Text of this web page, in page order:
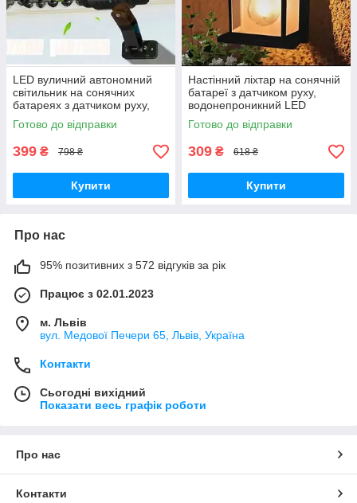
LED вуличний автономний
світильник на сонячних
батареях з датчиком руху,
вологозахищений для двору
й вулиць
Готово до відправки
399 ₴ 798 ₴
Купити
Настінний ліхтар на сонячній
батареї з датчиком руху,
водонепроникний LED
світильник для саду та
фасаду будинку
Готово до відправки
309 ₴ 618 ₴
Купити
Про нас
95% позитивних з 572 відгуків за рік
Працює з 02.01.2023
м. Львів
вул. Медової Печери 65, Львів, Україна
Контакти
Сьогодні вихідний
Показати весь графік роботи
Про нас
Контакти